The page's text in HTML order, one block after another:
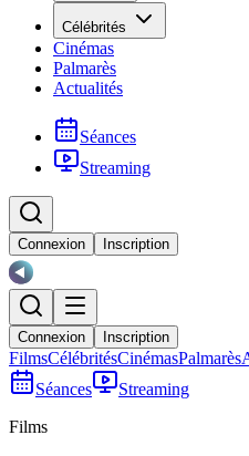
Célébrités
Cinémas
Palmarès
Actualités
Séances
Streaming
Connexion Inscription
Connexion Inscription
FilmsCélébritésCinémasPalmarès
Séances
Streaming
Films